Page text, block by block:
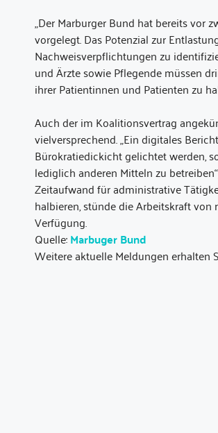
„Der Marburger Bund hat bereits vor
vorgelegt. Das Potenzial zur
Nachweisverpflichtungen zu
und Ärzte sowie Pflegende müssen
ihrer Patientinnen und Patienten zu
Auch der im Koalitionsvertrag
vielversprechend. „Ein digitales
Bürokratiedickicht gelichtet werden,
lediglich anderen Mitteln zu
Zeitaufwand für administrative
halbieren, stünde die Arbeitskraft
Verfügung.
Quelle:Marbuger Bund
Weitere aktuelle Meldungen erhalten